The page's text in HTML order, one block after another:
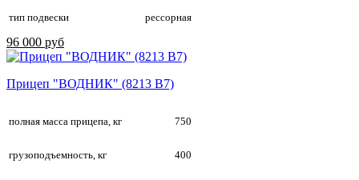
тип подвески рессорная
96 000 руб
Прицеп "ВОДНИК" (8213 В7)
полная масса прицепа, кг 750
грузоподъемность, кг 400